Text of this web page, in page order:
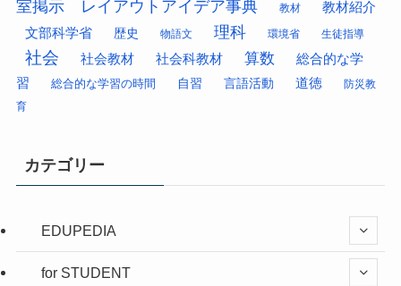
室掲示 レイアウトアイデア事典
教材 教材紹介
文部科学省 歴史 物語文 理科 環境省 生徒指導
社会 社会教材 社会科教材 算数
総合的な学
習
総合的な学習の時間 自習 言語活動 道徳 防災教
育
カテゴリー
EDUPEDIA
for STUDENT